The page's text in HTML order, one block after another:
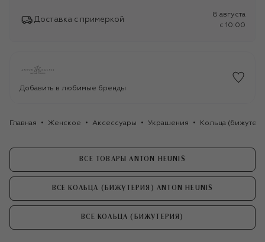
Доставка с примеркой
8 августа
c 10:00
Добавить в любимые бренды
Главная Женское Аксессуары Украшения Кольца
ВСЕ ТОВАРЫ ANTON HEUNIS
ВСЕ КОЛЬЦА (БИЖУТЕРИЯ) ANTON HEUNIS
ВСЕ КОЛЬЦА (БИЖУТЕРИЯ)